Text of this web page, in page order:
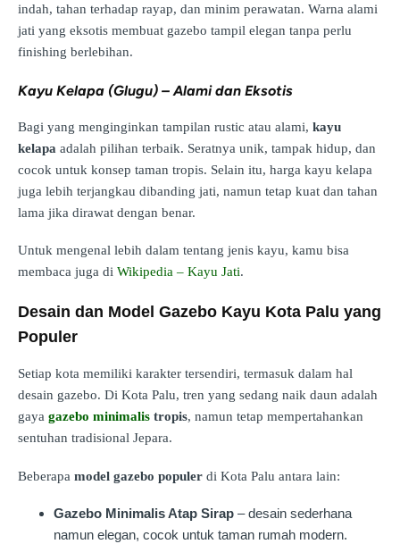
indah, tahan terhadap rayap, dan minim perawatan. Warna alami
jati yang eksotis membuat gazebo tampil elegan tanpa perlu
finishing berlebihan.
Kayu Kelapa (Glugu) – Alami dan Eksotis
Bagi yang menginginkan tampilan rustic atau alami, kayu
kelapa adalah pilihan terbaik. Seratnya unik, tampak hidup, dan
cocok untuk konsep taman tropis. Selain itu, harga kayu kelapa
juga lebih terjangkau dibanding jati, namun tetap kuat dan tahan
lama jika dirawat dengan benar.
Untuk mengenal lebih dalam tentang jenis kayu, kamu bisa
membaca juga di Wikipedia – Kayu Jati.
Desain dan Model Gazebo Kayu Kota Palu yang
Populer
Setiap kota memiliki karakter tersendiri, termasuk dalam hal
desain gazebo. Di Kota Palu, tren yang sedang naik daun adalah
gaya gazebo minimalis tropis, namun tetap mempertahankan
sentuhan tradisional Jepara.
Beberapa model gazebo populer di Kota Palu antara lain:
Gazebo Minimalis Atap Sirap – desain sederhana
namun elegan, cocok untuk taman rumah modern.